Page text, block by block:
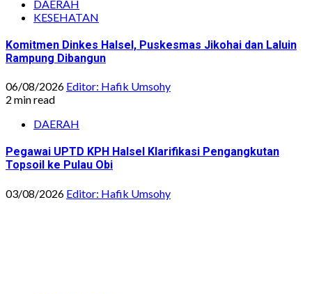
DAERAH
KESEHATAN
Komitmen Dinkes Halsel, Puskesmas Jikohai dan Laluin
Rampung Dibangun
06/08/2026 Editor: Hafik Umsohy
2 min read
DAERAH
Pegawai UPTD KPH Halsel Klarifikasi Pengangkutan
Topsoil ke Pulau Obi
03/08/2026 Editor: Hafik Umsohy